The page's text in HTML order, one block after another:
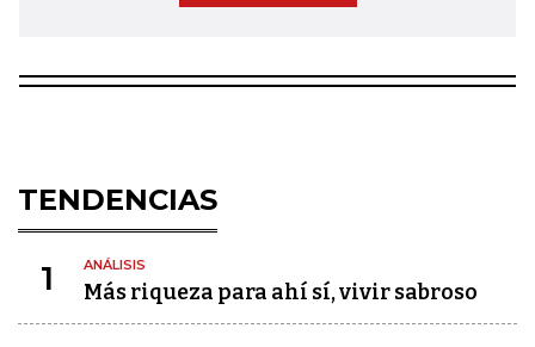
TENDENCIAS
1 ANÁLISIS
Más riqueza para ahí sí, vivir sabroso